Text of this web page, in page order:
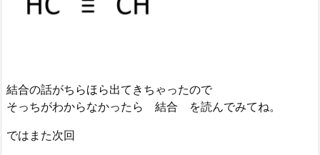
結合の話がちらほら出てきちゃったので
そっちがわからなかったら 結合 を読んでみてね。
ではまた次回